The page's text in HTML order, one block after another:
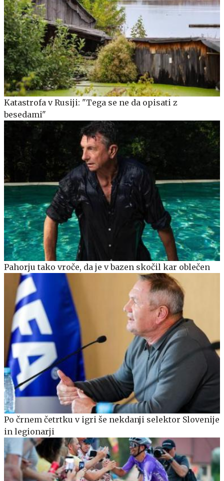
Katastrofa v Rusiji: "Tega se ne da opisati z
besedami"
Pahorju tako vroče, da je v bazen skočil kar oblečen
Po črnem četrtku v igri še nekdanji selektor Slovenije
in legionarji